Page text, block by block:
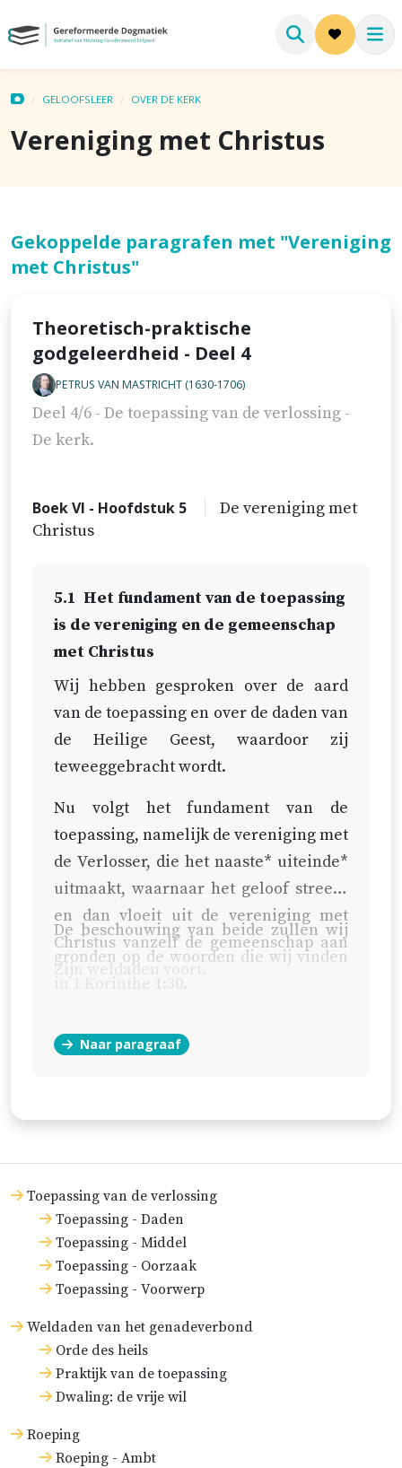
GELOOFSLEER OVER DE KERK
Vereniging met Christus
Toepassing van de verlossing
Toepassing - Daden
Toepassing - Middel
Toepassing - Oorzaak
Toepassing - Voorwerp
Weldaden van het genadeverbond
Orde des heils
Praktijk van de toepassing
Dwaling: de vrije wil
Roeping
Roeping - Ambt
Gekoppelde paragrafen met "Vereniging
met Christus"
Theoretisch-praktische
godgeleerdheid - Deel 4
PETRUS VAN MASTRICHT (1630-1706)
Deel 4/6 - De toepassing van de verlossing -
De kerk.
Boek VI - Hoofdstuk 5
De vereniging met
Christus
5.1 Het fundament van de toepassing
is de vereniging en de gemeenschap
met Christus
Wij hebben gesproken over de aard
van de toepassing en over de daden van
de Heilige Geest, waardoor zij
teweeggebracht wordt.
Nu volgt het fundament van de
toepassing, namelijk de vereniging met
de Verlosser, die het naaste* uiteinde*
uitmaakt, waarnaar het geloof streeft;
en dan vloeit uit de vereniging met
Christus vanzelf de gemeenschap aan
Zijn weldaden voort.
De beschouwing van beide zullen wij
gronden op de woorden die wij vinden
Naar paragraaf